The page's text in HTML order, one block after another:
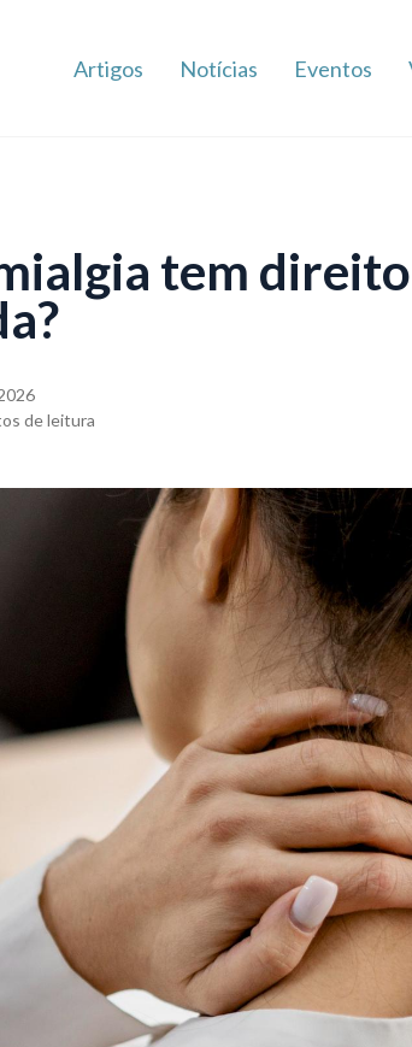
Artigos Notícias Eventos
tem direito
de leitura